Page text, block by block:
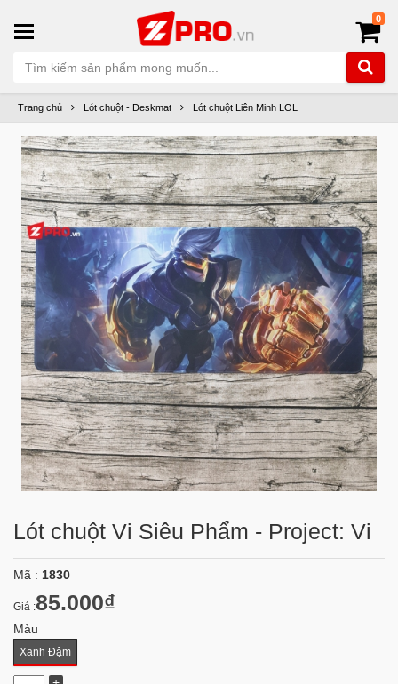
0
Trang chủ Lót chuột - Deskmat Lót chuột Liên Minh LOL
Lót chuột Vi Siêu Phẩm - Project: Vi
Mã : 1830
Giá :85.000₫
Màu
Xanh Đậm